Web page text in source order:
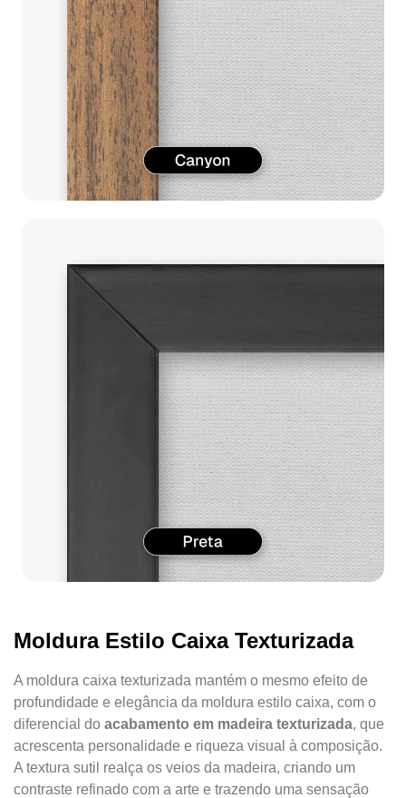
Moldura Estilo Caixa Texturizada
A moldura caixa texturizada mantém o mesmo efeito de
profundidade e elegância da moldura estilo caixa, com o
diferencial do acabamento em madeira texturizada, que
acrescenta personalidade e riqueza visual à composição.
A textura sutil realça os veios da madeira, criando um
contraste refinado com a arte e trazendo uma sensação